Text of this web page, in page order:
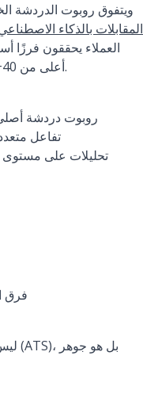
ويتفوق روبوت الدردشة
المقابلات بالذكاء
الشركات؛ ويظل صافي نقاط الترويج (NPS) أعلى من 40+ مع دعم بشري على مدار الساعة طوال أيام الأسبوع.
روبوت دردشة أصلي
تفاعل
تحليلات على مستوى
فرق